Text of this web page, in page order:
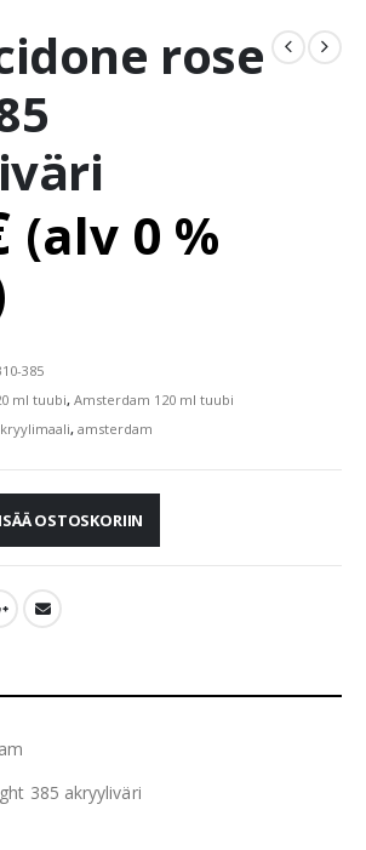
rose
(alv 0 %
385
ml tuubi, Amsterdam 120 ml tuubi
, amsterdam
OSTOSKORIIN
385 akryyliväri